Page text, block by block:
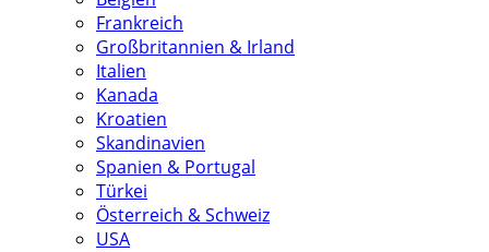
Frankreich
Großbritannien & Irland
Italien
Kanada
Kroatien
Skandinavien
Spanien & Portugal
Türkei
Österreich & Schweiz
USA